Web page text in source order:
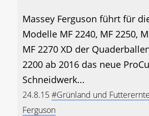
Massey Ferguson führt für
Modelle MF 2240, MF 2250,
MF 2270 XD der
2200 ab 2016 das neue
Schneidwerk...
24.8.15#Grünland und Futterernte
Ferguson